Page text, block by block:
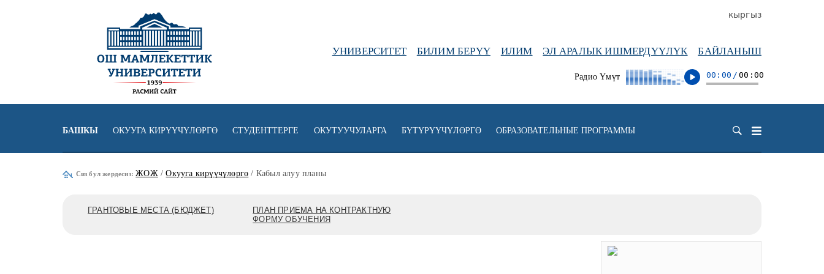
УНИВЕРСИТЕТ БИЛИМ БЕРҮҮ ИЛИМ ЭЛ АРАЛЫК ИШМЕРДҮҮЛҮК БАЙЛАНЫШ
Радио Үмүт 00:00 / 00:00
кыргыз
БАШКЫ ОКУУГА КИРҮҮЧҮЛӨРГӨ СТУДЕНТТЕРГЕ ОКУТУУЧУЛАРГА БҮТҮРҮҮЧҮЛӨРГӨ ОБРАЗОВАТЕЛЬНЫЕ ПРОГРАММЫ
Сиз бул жердесиз: ЖОЖ/Окууга кирүүчүлөргө / Кабыл алуу планы
ГРАНТОВЫЕ МЕСТА (БЮДЖЕТ)
ПЛАН ПРИЕМА НА КОНТРАКТНУЮ
ФОРМУ ОБУЧЕНИЯ